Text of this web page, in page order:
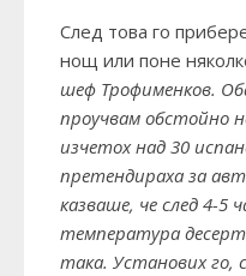
След това го
нощ или поне
шеф Трофименков.
проучвам обстойно
изчетох над 30
претендираха за
казваше, че след 4-5
температура
така. Установих го,